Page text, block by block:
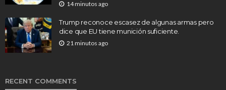
14 minutos ago
Trump reconoce escasez de algunas armas pero
dice que EU tiene munición suficiente.
21 minutos ago
RECENT COMMENTS